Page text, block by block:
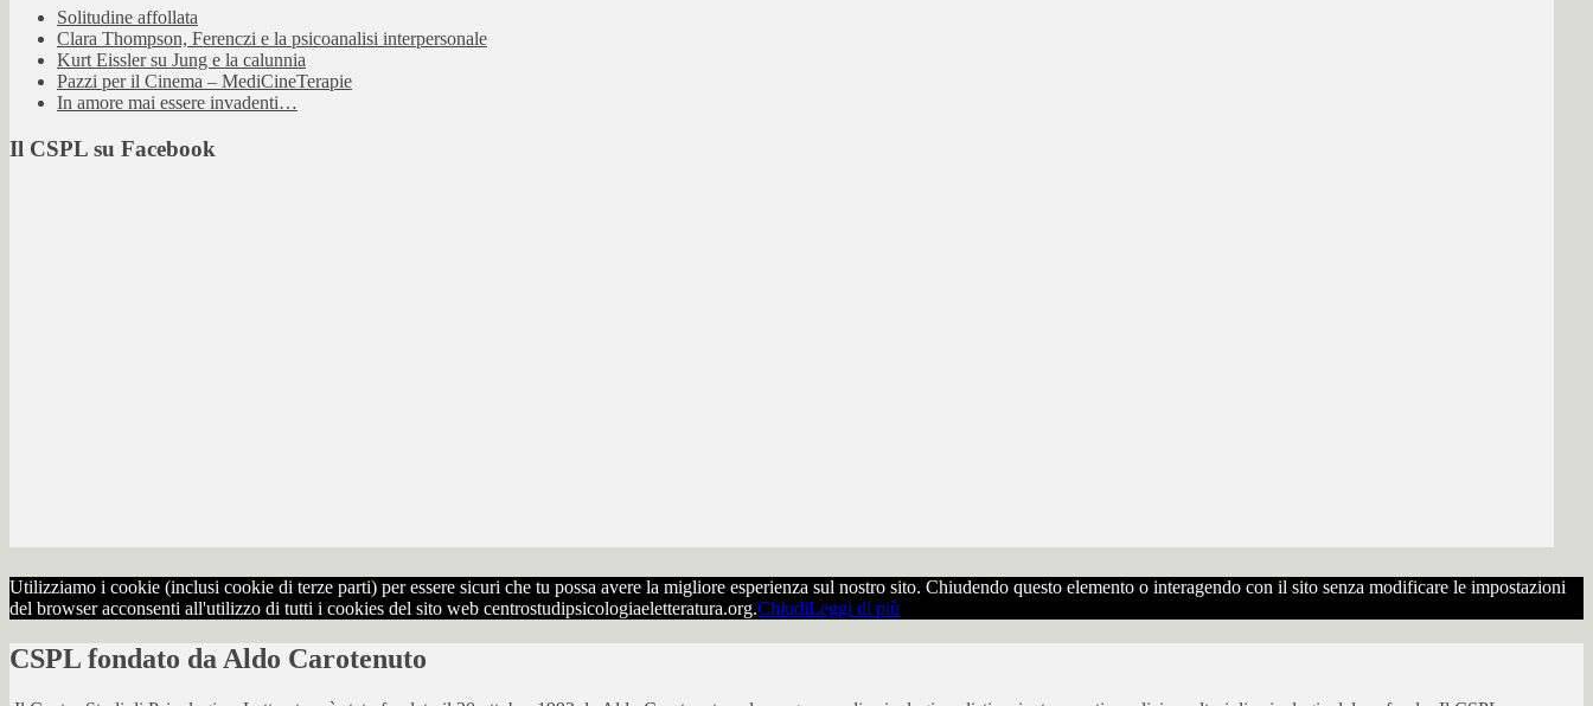
Solitudine affollata
Clara Thompson, Ferenczi e la psicoanalisi interpersonale
Kurt Eissler su Jung e la calunnia
Pazzi per il Cinema – MediCineTerapie
In amore mai essere invadenti…
Il CSPL su Facebook
Utilizziamo i cookie (inclusi cookie di terze parti) per essere sicuri che tu possa avere la migliore esperienza sul nostro sito. Chiudendo questo elemento o interagendo con il sito senza modificare le impostazioni
del browser acconsenti all'utilizzo di tutti i cookies del sito web centrostudipsicologiaeletteratura.org.ChiudiLeggi di più
CSPL fondato da Aldo Carotenuto